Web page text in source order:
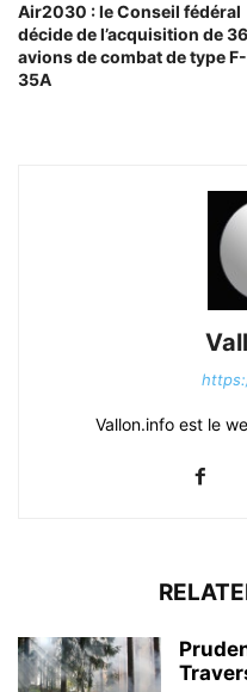
Air2030 : le Conseil fédéral
décide de l’acquisition de 36
avions de combat de type F-
35A
Vallon.info est le